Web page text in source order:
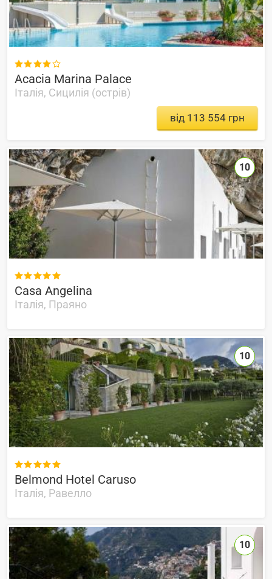

Acacia Marina Palace
Італія, Сицилія (острів)
від 113 554 грн

Casa Angelina
Італія, Праяно
10

Belmond Hotel Caruso
Італія, Равелло
10
10